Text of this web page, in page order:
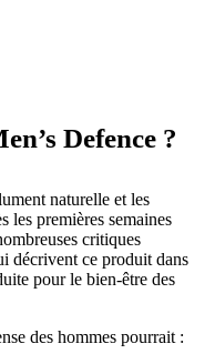
Defence ?
naturelle et les
les premières semaines
critiques
décrivent ce produit dans
pour le bien-être des
des hommes pourrait :